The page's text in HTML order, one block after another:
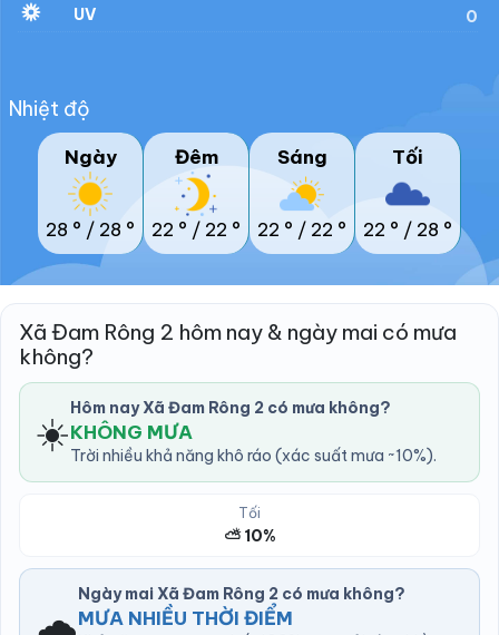
UV
0
Nhiệt độ
Ngày
28 ° / 28 °
Đêm
22 ° / 22 °
Sáng
22 ° / 22 °
Tối
22 ° / 28 °
Xã Đam Rông 2 hôm nay & ngày mai có mưa
không?
☀️ Hôm nay Xã Đam Rông 2 có mưa không?
KHÔNG MƯA
Trời nhiều khả năng khô ráo (xác suất mưa ~10%).
Tối
⛅ 10%
Ngày mai Xã Đam Rông 2 có mưa không?
MƯA NHIỀU THỜI ĐIỂM